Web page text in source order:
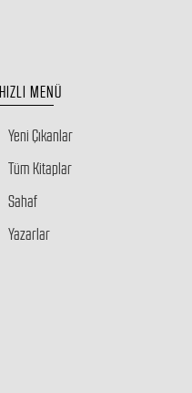
HIZLI MENÜ
Yeni Çıkanlar
Tüm Kitaplar
Sahaf
Yazarlar